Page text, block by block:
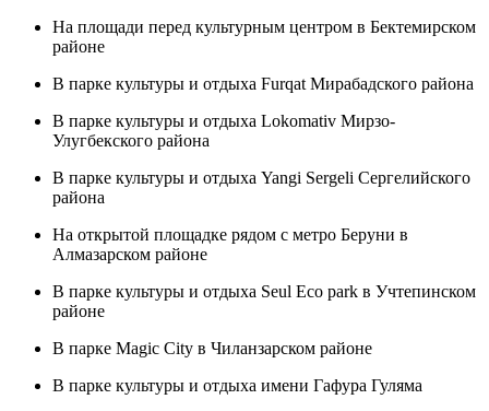
На площади перед культурным центром в Бектемирском
районе
В парке культуры и отдыха Furqat Мирабадского района
В парке культуры и отдыха Lokomativ Мирзо-
Улугбекского района
В парке культуры и отдыха Yangi Sergeli Сергелийского
района
На открытой площадке рядом с метро Беруни в
Алмазарском районе
В парке культуры и отдыха Seul Eco park в Учтепинском
районе
В парке Magic City в Чиланзарском районе
В парке культуры и отдыха имени Гафура Гуляма